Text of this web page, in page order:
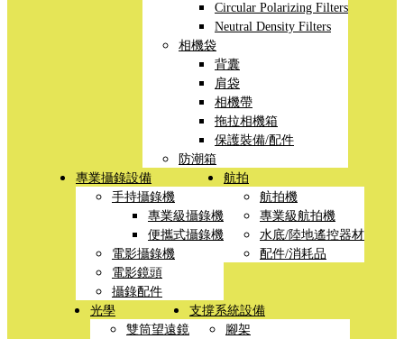
Circular Polarizing Filters
Neutral Density Filters
相機袋
背囊
肩袋
相機帶
拖拉相機箱
保護裝備/配件
防潮箱
專業攝錄設備
手持攝錄機
專業級攝錄機
便攜式攝錄機
電影攝錄機
電影鏡頭
攝錄配件
航拍
航拍機
專業級航拍機
水底/陸地遙控器材
配件/消耗品
光學
雙筒望遠鏡
支撐系統設備
腳架